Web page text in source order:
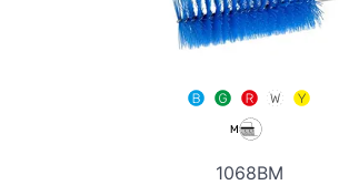
1068BM